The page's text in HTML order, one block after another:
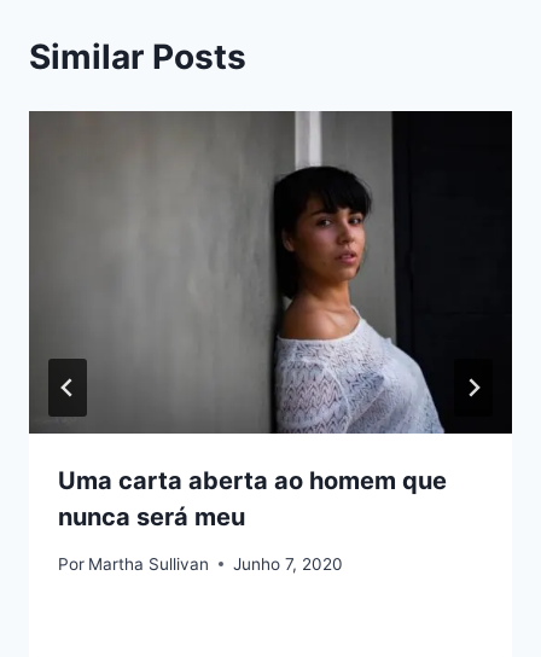
Similar Posts
Uma carta aberta ao homem que
nunca será meu
Por Martha Sullivan Junho 7, 2020